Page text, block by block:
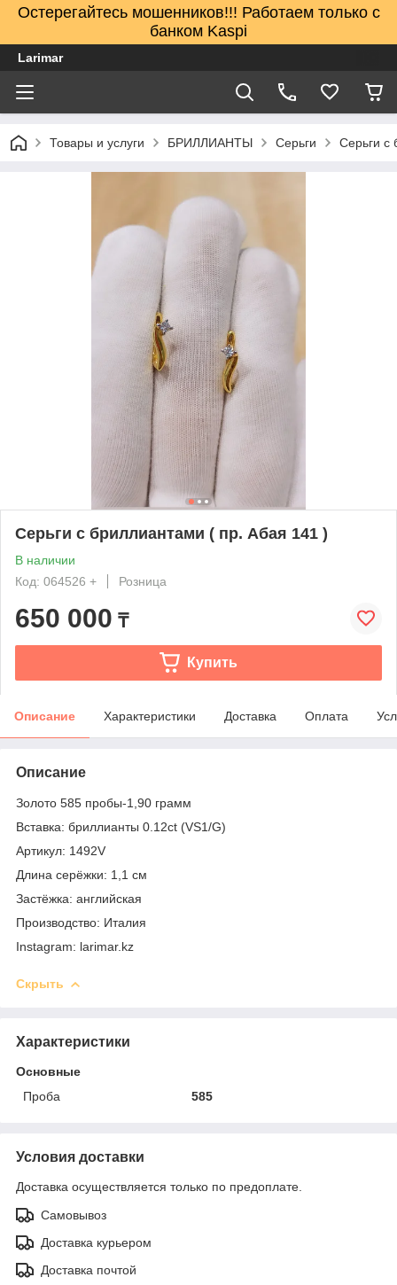
Остерегайтесь мошенников!!! Работаем только с
банком Kaspi
Larimar
Товары и услуги БРИЛЛИАНТЫ Серьги Серьги с
Серьги с бриллиантами ( пр. Абая 141 )
В наличии
Код: 064526 +
Розница
650 000 ₸
Купить
Описание Характеристики Доставка Оплата
Описание
Золото 585 пробы-1,90 грамм
Вставка: бриллианты 0.12ct (VS1/G)
Артикул: 1492V
Длина серёжки: 1,1 см
Застёжка: английская
Производство: Италия
Instagram: larimar.kz
Скрыть
Характеристики
Основные
Проба
585
Условия доставки
Доставка осуществляется только по предоплате.
Самовывоз
Доставка курьером
Доставка почтой